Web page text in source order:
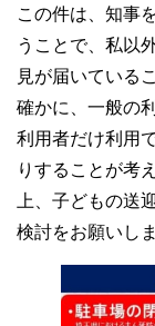
この件は、知事
うことで、私以
見が届いている
確かに、一般の
利用者だけ利用
りすることが考
上、子どもの送
検討をお願いしま